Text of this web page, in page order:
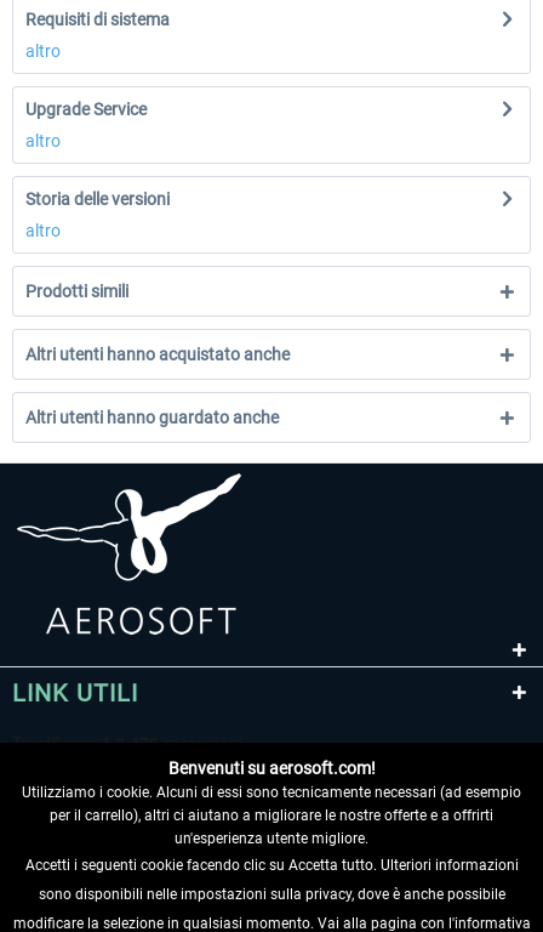
Requisiti di sistema
altro
Upgrade Service
altro
Storia delle versioni
altro
Prodotti simili
Altri utenti hanno acquistato anche
Altri utenti hanno guardato anche
LINK UTILI
RECEDERE DAL CONTRATTO
Benvenuti su aerosoft.com!
Utilizziamo i cookie. Alcuni di essi sono tecnicamente necessari (ad esempio
per il carrello), altri ci aiutano a migliorare le nostre offerte e a offrirti
un'esperienza utente migliore.
Accetti i seguenti cookie facendo clic su Accetta tutto. Ulteriori informazioni
sono disponibili nelle impostazioni sulla privacy, dove è anche possibile
modificare la selezione in qualsiasi momento. Vai alla pagina con l'informativa